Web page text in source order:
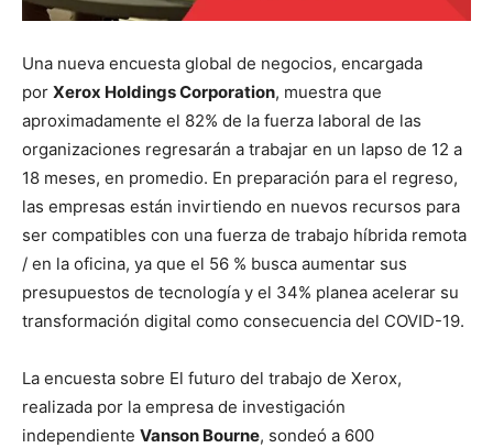
Una nueva encuesta global de negocios, encargada
por Xerox Holdings Corporation, muestra que
aproximadamente el 82% de la fuerza laboral de las
organizaciones regresarán a trabajar en un lapso de 12 a
18 meses, en promedio. En preparación para el regreso,
las empresas están invirtiendo en nuevos recursos para
ser compatibles con una fuerza de trabajo híbrida remota
/ en la oficina, ya que el 56 % busca aumentar sus
presupuestos de tecnología y el 34% planea acelerar su
transformación digital como consecuencia del COVID-19.
La encuesta sobre El futuro del trabajo de Xerox,
realizada por la empresa de investigación
independiente Vanson Bourne, sondeó a 600